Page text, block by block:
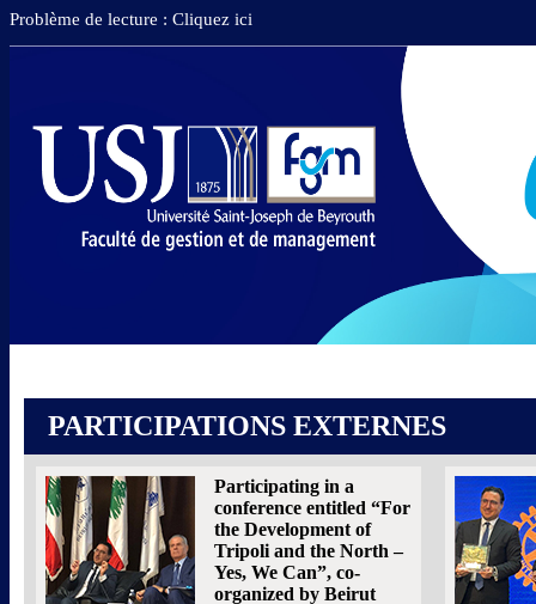
Problème de lecture : Cliquez ici
PARTICIPATIONS EXTERNES
Participating in a
conference entitled “For
the Development of
Tripoli and the North –
Yes, We Can”, co-
organized by Beirut